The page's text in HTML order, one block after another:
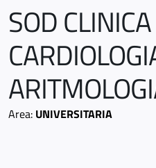
SOD
Area: UNIVERSITARIA